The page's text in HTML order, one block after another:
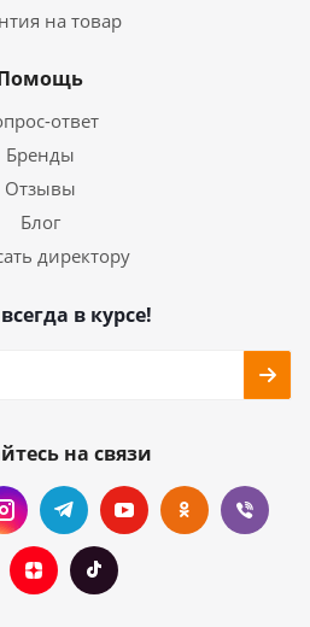
на товар
ответ
Бренды
Отзывы
Блог
директору
в курсе!
на связи